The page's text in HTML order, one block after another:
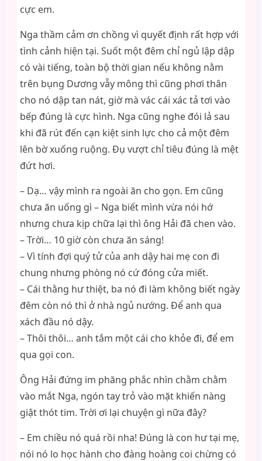
cực em.
Nga thầm cảm ơn chồng vì quyết định rất hợp với
tình cảnh hiện tại. Suốt một đêm chỉ ngủ lập dập
có vài tiếng, toàn bộ thời gian nếu không nằm
trên bụng Dương vẫy mông thì cũng phơi thân
cho nó dập tan nát, giờ mà vác cái xác tả tơi vào
bếp đúng là cực hình. Nga cũng nghe đói lả sau
khi đã rút đến cạn kiệt sinh lực cho cả một đêm
lên bờ xuống ruộng. Đụ vượt chỉ tiêu đúng là mệt
đứt hơi.
– Dạ… vậy mình ra ngoài ăn cho gọn. Em cũng
chưa ăn uống gì – Nga biết mình vừa nói hớ
nhưng chưa kịp chữa lại thì ông Hải đã chen vào.
– Trời… 10 giờ còn chưa ăn sáng!
– Vì tính đợi quý tử của anh dậy hai mẹ con đi
chung nhưng phòng nó cứ đóng cửa miết.
– Cái thằng hư thiệt, ba nó đi làm không biết ngày
đêm còn nó thì ở nhà ngủ nướng. Để anh qua
xách đầu nó dậy.
– Thôi thôi… anh tắm một cái cho khỏe đi, để em
qua gọi con.
Ông Hải đứng im phăng phắc nhìn chằm chằm
vào mắt Nga, ngón tay trỏ vào mặt khiến nàng
giật thót tim. Trời ơi lại chuyện gì nữa đây?
– Em chiều nó quá rồi nha! Đúng là con hư tại mẹ,
nói nó lo học hành cho đàng hoàng coi chừng có